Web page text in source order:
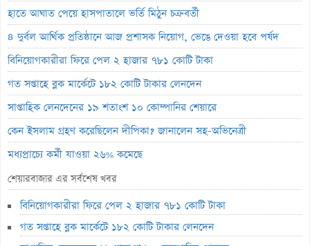
হাতে আঘাত পেয়ে হাসপাতালে ভর্তি মিঠুন চক্রবর্তী
৪ দুর্বল আর্থিক প্রতিষ্ঠানে আজ প্রশাসক নিয়োগ, ভেঙে দেওয়া হবে পর্ষদ
বিনিয়োগকারীরা ফিরে পেল ২ হাজার ৭৮১ কোটি টাকা
গত সপ্তাহে ব্লক মার্কেটে ১৮২ কোটি টাকার লেনদেন
সাপ্তাহিক লেনদেনের ১৯ শতাংশ ১০ কোম্পানির শেয়ারে
কেন ইসলাম গ্রহণ করেছিলেন দীপিকা? জানালেন সহ-অভিনেত্রী
মধ্যপ্রাচ্যে কর্মী যাওয়া ২৬% কমেছে
স্বর্ণ খাতকে আনুষ্ঠানিক শিল্পে আনতে নতুন নীতিমালা
এসআইবিএল থেকেও প্রশাসক প্রত্যাহার
৮০০ কোটি টাকার বন্ড জালিয়াতি তদন্তে সিআইডি
শেয়ারবাজার এর সর্বশেষ খবর
বিনিয়োগকারীরা ফিরে পেল ২ হাজার ৭৮১ কোটি টাকা
গত সপ্তাহে ব্লক মার্কেটে ১৮২ কোটি টাকার লেনদেন